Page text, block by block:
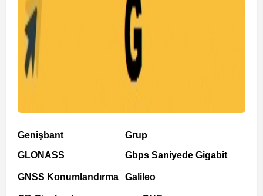
Genişbant
GLONASS
GNSS Konumlandırma
Grup
Gbps Saniyede Gigabit
Galileo